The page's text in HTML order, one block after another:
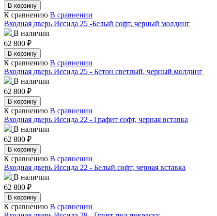
В корзину
К сравнению В сравнении
Входная дверь Иссида 25 -Белый софт, черный молдинг
В наличии
62 800 ₽
В корзину
К сравнению В сравнении
Входная дверь Иссида 25 - Бетон светлый, черный молдинг
В наличии
62 800 ₽
В корзину
К сравнению В сравнении
Входная дверь Иссида 22 - Графит софт, черная вставка
В наличии
62 800 ₽
В корзину
К сравнению В сравнении
Входная дверь Иссида 22 - Белый софт, черная вставка
В наличии
62 800 ₽
В корзину
К сравнению В сравнении